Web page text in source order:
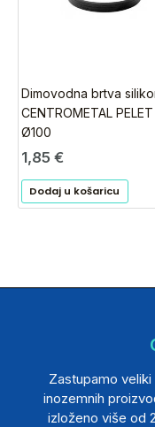
Dimovodna brtva
CENTROMETAL PELET
Ø100
1,85 €
Dodaj u košaricu
Zastupamo
inozemnih
izloženo više od